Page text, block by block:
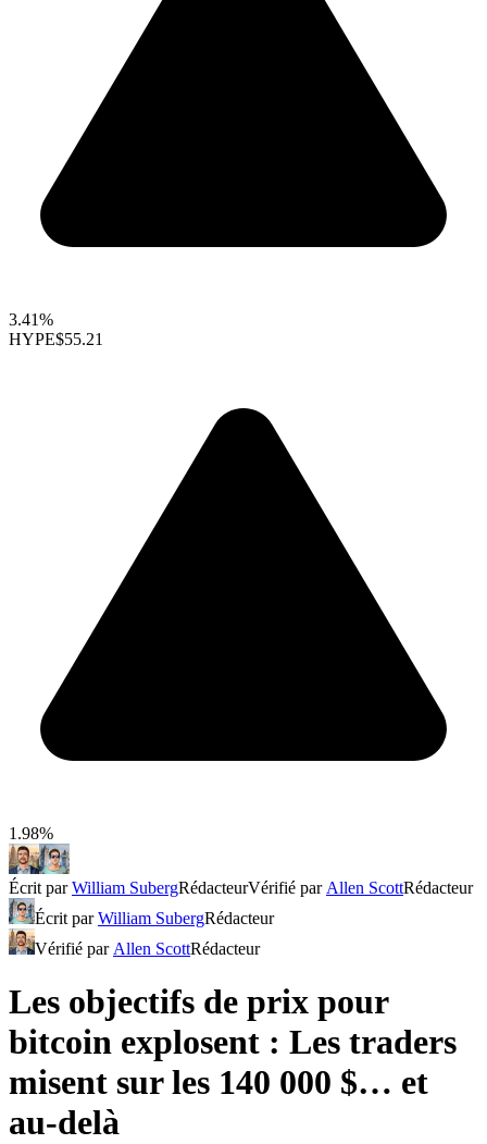
3.41%
HYPE$55.21
1.98%
Écrit parWilliam SubergRédacteurVérifié par Allen ScottRédacteur
Écrit parWilliam SubergRédacteur
Vérifié par Allen ScottRédacteur
Les objectifs de prix pour
bitcoin explosent : Les traders
misent sur les 140 000 $… et
au-delà